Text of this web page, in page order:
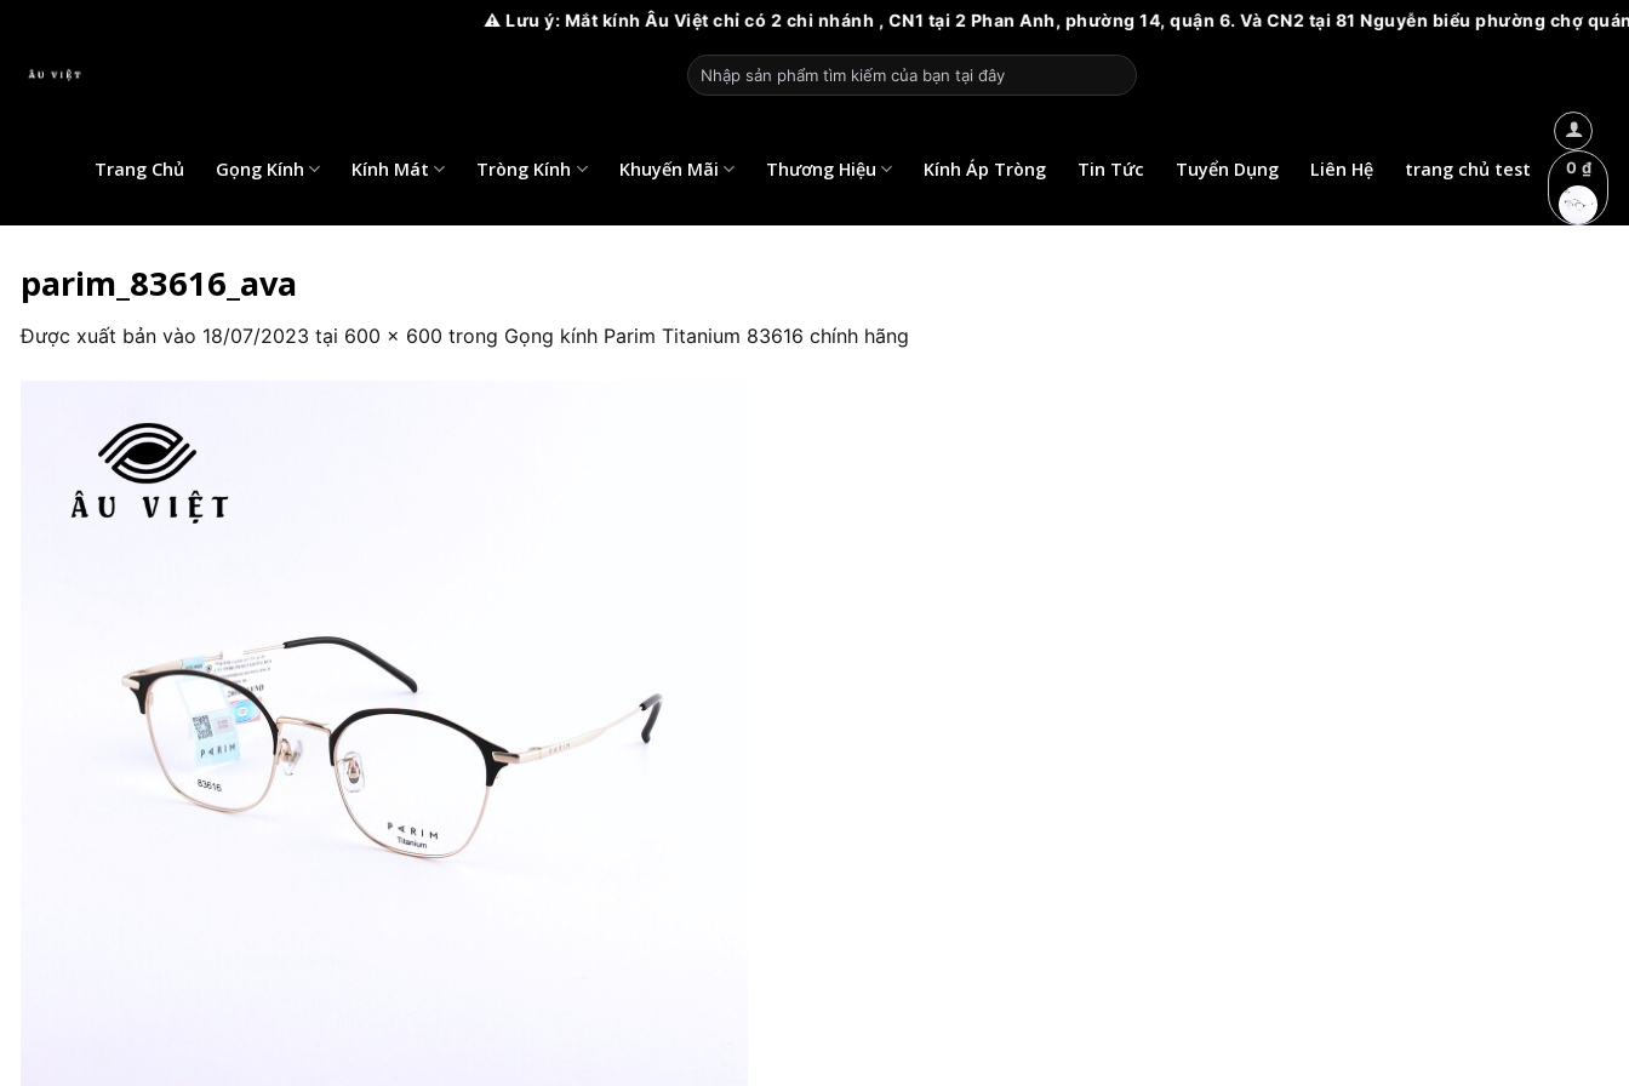
⚠️ Lưu ý: Mắt kính Âu Việt chỉ có 2 chi nhánh , CN1 tại 2 Phan Anh, phường 14, quận 6. Và CN2 tại 81 Nguyễn biểu phường chợ quán
qua
Tìm
kiếm:
Trang Chủ Gọng Kính Kính Mát Tròng Kính Khuyến Mãi Thương Hiệu Kính Áp Tròng Tin Tức Tuyển Dụng Liên Hệ trang chủ test 0 ₫
parim_83616_ava
Được xuất bản vào 18/07/2023 tại 600 × 600 trong Gọng kính Parim Titanium 83616 chính hãng